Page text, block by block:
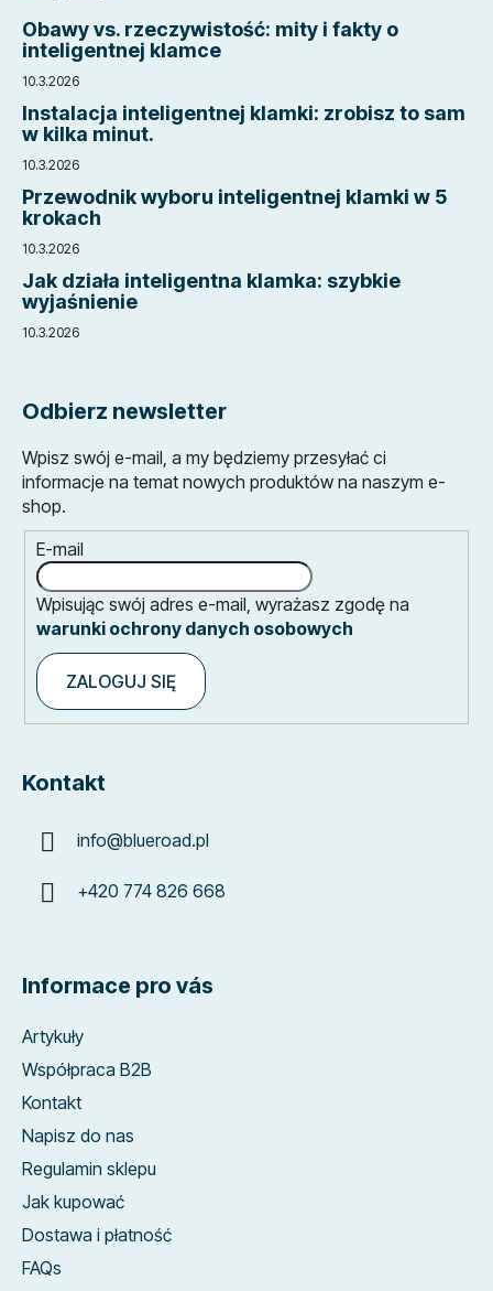
Obawy vs. rzeczywistość: mity i fakty o
inteligentnej klamce
10.3.2026
Instalacja inteligentnej klamki: zrobisz to sam
w kilka minut.
10.3.2026
Przewodnik wyboru inteligentnej klamki w 5
krokach
10.3.2026
Jak działa inteligentna klamka: szybkie
wyjaśnienie
10.3.2026
Odbierz newsletter
Wpisz swój e-mail, a my będziemy przesyłać ci
informacje na temat nowych produktów na naszym e-
shop.
E-mail
Wpisując swój adres e-mail, wyrażasz zgodę na
warunki ochrony danych osobowych
ZALOGUJ SIĘ
Kontakt
info@blueroad.pl
+420 774 826 668
Informace pro vás
Artykuły
Współpraca B2B
Kontakt
Napisz do nas
Regulamin sklepu
Jak kupować
Dostawa i płatność
FAQs